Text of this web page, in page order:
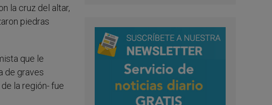
la cruz del altar,
piedras
que le
de graves
la región- fue